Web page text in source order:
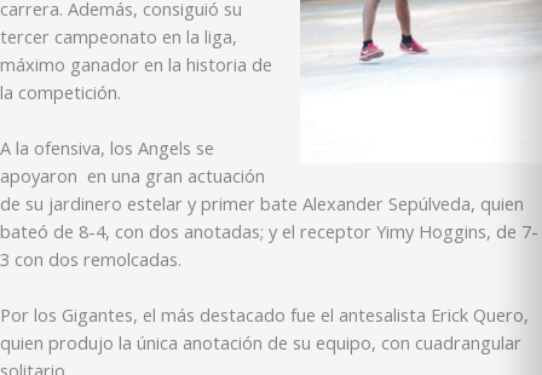
carrera. Además, consiguió su
tercer campeonato en la liga,
máximo ganador en la historia de
la competición.
A la ofensiva, los Angels se
apoyaron en una gran actuación
de su jardinero estelar y primer bate Alexander Sepúlveda, quien
bateó de 8-4, con dos anotadas; y el receptor Yimy Hoggins, de 7-
3 con dos remolcadas.
Por los Gigantes, el más destacado fue el antesalista Erick Quero,
quien produjo la única anotación de su equipo, con cuadrangular